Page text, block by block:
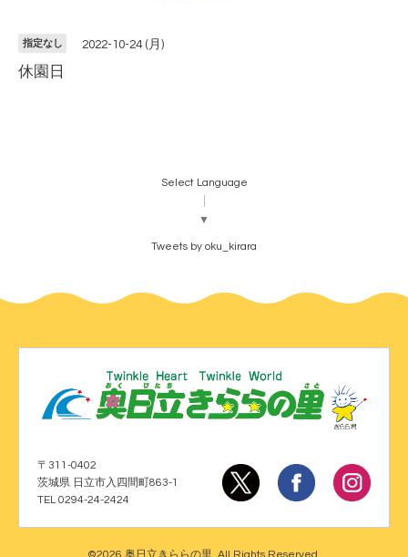
指定なし 2022-10-24 (月)
休園日
Select Language
▼
Tweets by oku_kirara
〒311-0402
茨城県 日立市入四間町863-1
TEL 0294-24-2424